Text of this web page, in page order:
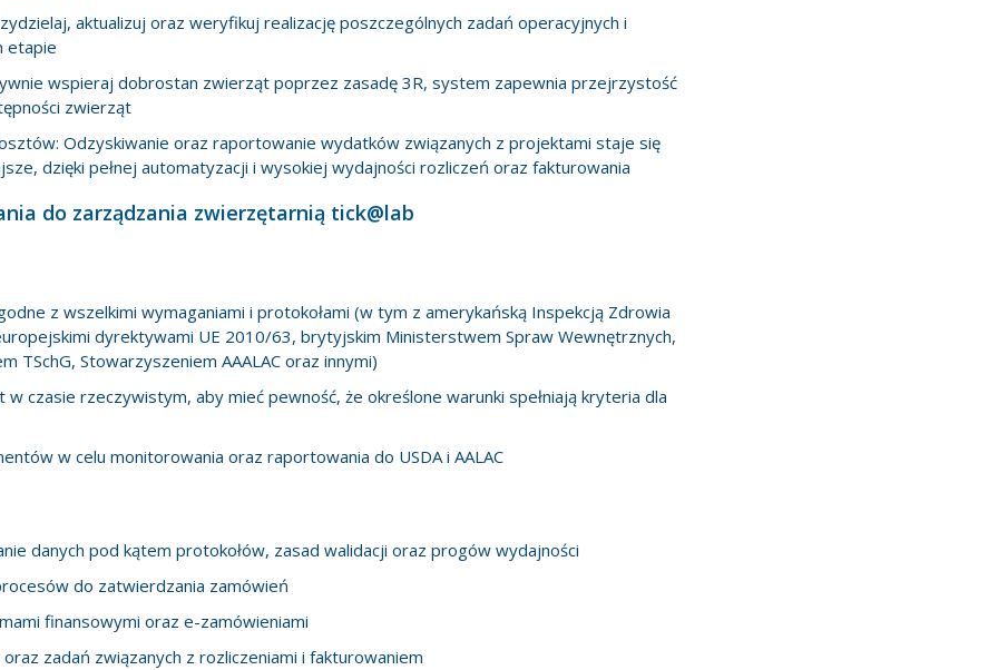
aktualizuj oraz weryfikuj realizację poszczególnych zadań operacyjnych i
etapie
wspieraj dobrostan zwierząt poprzez zasadę 3R, system zapewnia przejrzystość
zwierząt
Odzyskiwanie oraz raportowanie wydatków związanych z projektami staje się
dzięki pełnej automatyzacji i wysokiej wydajności rozliczeń oraz fakturowania
do zarządzania zwierzętarnią tick@lab
z wszelkimi wymaganiami i protokołami (w tym z amerykańską Inspekcją Zdrowia
dyrektywami UE 2010/63, brytyjskim Ministerstwem Spraw Wewnętrznych,
TSchG, Stowarzyszeniem AAALAC oraz innymi)
w czasie rzeczywistym, aby mieć pewność, że określone warunki spełniają kryteria dla
w celu monitorowania oraz raportowania do USDA i AALAC
danych pod kątem protokołów, zasad walidacji oraz progów wydajności
do zatwierdzania zamówień
finansowymi oraz e-zamówieniami
zadań związanych z rozliczeniami i fakturowaniem